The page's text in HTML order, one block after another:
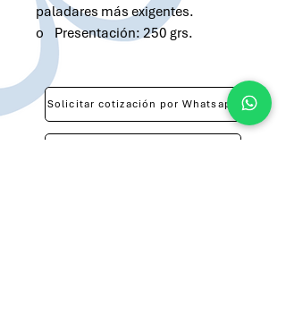
paladares más exigentes.
o Presentación: 250 grs.
Solicitar cotización por Whatsapp